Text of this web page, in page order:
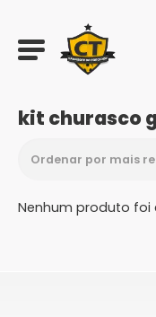
kit churasco
Nenhum produto